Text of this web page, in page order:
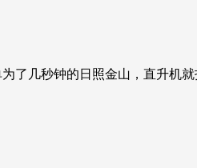
几秒钟的日照金山，直升机